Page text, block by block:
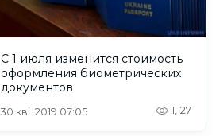
С 1 июля изменится стоимость
оформления биометрических
документов
30 кві. 2019 07:05 1,127